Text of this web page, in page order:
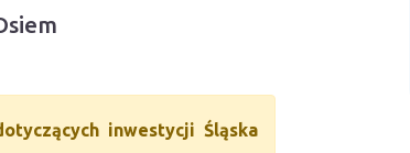
inwestycji Śląska